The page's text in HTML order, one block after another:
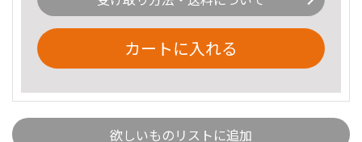
カートに入れる
欲しいものリストに追加